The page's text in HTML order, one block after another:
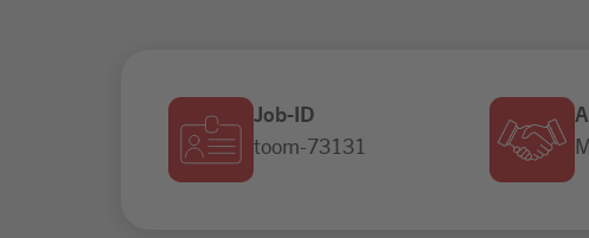
Job-ID
toom-73131